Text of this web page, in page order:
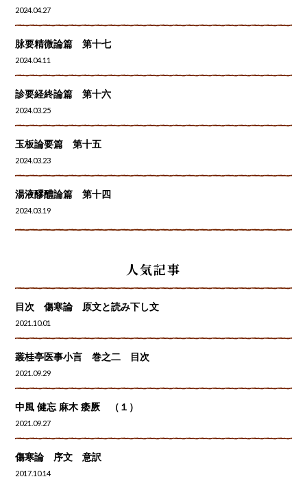
2024.04.27
脉要精微論篇 第十七
2024.04.11
診要経終論篇 第十六
2024.03.25
玉板論要篇 第十五
2024.03.23
湯液醪醴論篇 第十四
2024.03.19
人気記事
目次 傷寒論 原文と読み下し文
2021.10.01
叢桂亭医事小言 巻之二 目次
2021.09.29
中風 健忘 麻木 痿厥 （１）
2021.09.27
傷寒論 序文 意訳
2017.10.14